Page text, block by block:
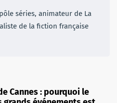
séries, animateur de La
de la fiction française
Cannes : pourquoi le